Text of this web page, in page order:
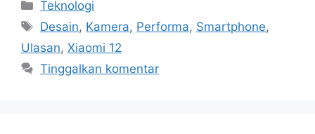
Teknologi
Tag
Desain, Kamera, Performa, Smartphone,
Ulasan, Xiaomi 12
Tinggalkan komentar